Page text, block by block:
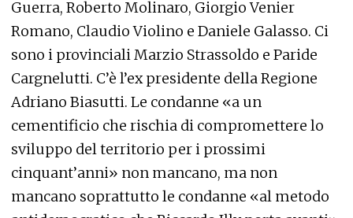
Guerra, Roberto Molinaro, Giorgio Venier
Romano, Claudio Violino e Daniele Galasso. Ci
sono i provinciali Marzio Strassoldo e Paride
Cargnelutti. C’è l’ex presidente della Regione
Adriano Biasutti. Le condanne «a un
cementificio che rischia di compromettere lo
sviluppo del territorio per i prossimi
cinquant’anni» non mancano, ma non
mancano soprattutto le condanne «al metodo